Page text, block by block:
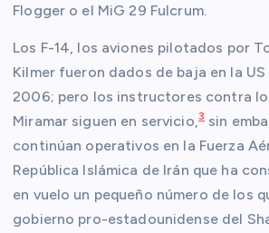
Flogger o el MiG 29 Fulcrum.
Los F-14, los aviones pilotados por
Kilmer fueron dados de baja en la US
2006; pero los instructores contra
Miramar siguen en servicio, 3 sin
continúan operativos en la Fuerza
República Islámica de Irán que ha
en vuelo un pequeño número de los
gobierno pro-estadounidense del